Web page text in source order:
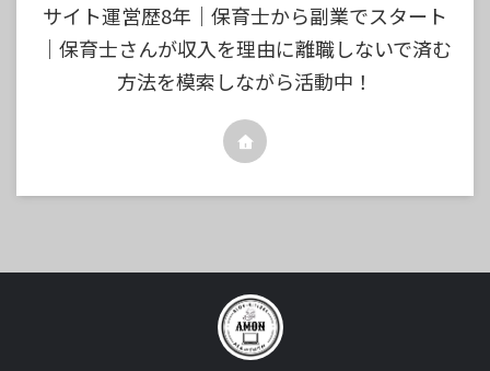
サイト運営歴8年｜保育士から副業でスタート
｜保育士さんが収入を理由に離職しないで済む
方法を模索しながら活動中！